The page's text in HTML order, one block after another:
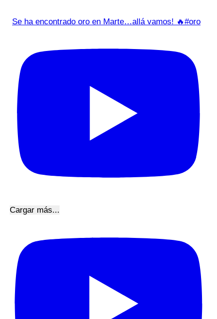
Se ha encontrado oro en Marte…allá vamos! 🔥#oro
Cargar más...